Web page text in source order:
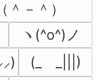
（＾－＾）
ヽ(^o^)ノ
(_　_|||)